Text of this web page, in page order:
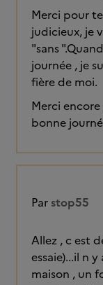
Merci pour
judicieux, je
"sans
journée , je
fière de moi.
Merci
bonne
Par stop55
Allez , c est
essaie)...il n
maison , un